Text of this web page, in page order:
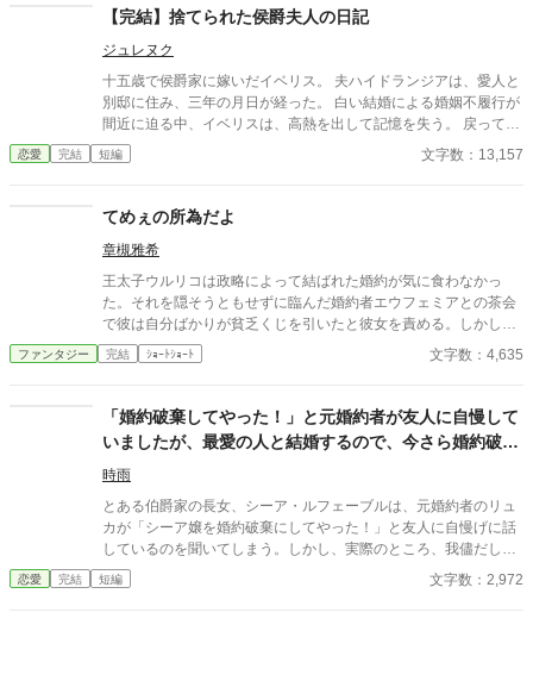
切り捨ててしまいましょう。
【完結】捨てられた侯爵夫人の日記
ジュレヌク
十五歳で侯爵家に嫁いだイベリス。 夫ハイドランジアは、愛人と
別邸に住み、三年の月日が経った。 白い結婚による婚姻不履行が
間近に迫る中、イベリスは、高熱を出して記憶を失う。 戻ってき
た夫は、妻に仕える侍女アリッサムから、いない月日の間書き綴
られた日記を手渡される。 そこには、出会った日から自分を恋し
なり、美しく成長した妻を前に、ハイドランジアは、心が揺ら
てくれていたのなら、また、愛を育めるのではないのか？ 様々な
人間の思いが交錯し、物語は、思わぬ方向へと進んでいく。
恋愛 完結 短編 文字数：13,157
てめぇの所為だよ
章槻雅希
王太子ウルリコは政略によって結ばれた婚約が気に食わなかっ
た。それを隠そうともせずに臨んだ婚約者エウフェミアとの茶会
で彼は自分ばかりが貧乏くじを引いたと彼女を責める。しかし、
見事に返り討ちに遭うのだった。 『小説家になろう』様・『アル
ファポリス』様の重複投稿、自サイトにも掲載。
ファンタジー 完結 ｼｮｰﾄｼｮｰﾄ 文字数：4,635
「婚約破棄してやった！」と元婚約者が友人に自慢して
いましたが、最愛の人と結婚するので、今さら婚約破棄
を解消してほしいなんてもう遅い
時雨
とある伯爵家の長女、シーア・ルフェーブルは、元婚約者のリュ
カが「シーア嬢を婚約破棄にしてやった！」と友人に自慢げに話
しているのを聞いてしまう。しかし、実際のところ、我儘だし気
に入らないことがあればすぐに手が出る婚約者にシーアが愛想を
尽かして、婚約破棄をするよう仕向けたのだった。 その後リュカ
恋愛 完結 短編 文字数：2,972